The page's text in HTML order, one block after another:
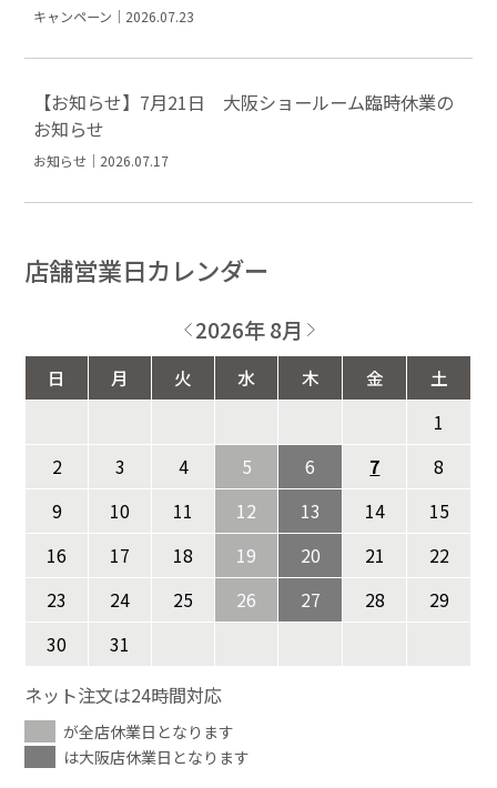
キャンペーン｜2026.07.23
【お知らせ】7月21日 大阪ショールーム臨時休業の
お知らせ
お知らせ｜2026.07.17
店舗営業日カレンダー
2026年 8月
日 月 火 水 木 金
土
1
2
3 4 5 6 7
8
9
10 11 12 13 14
15
16
17 18 19 20 21
22
23
24 25 26 27 28
29
30
31
ネット注文は24時間対応
が全店休業日となります
は大阪店休業日となります